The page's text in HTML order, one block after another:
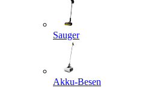
Sauger
Akku-Besen